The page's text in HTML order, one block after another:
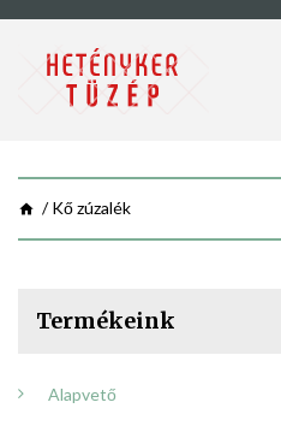
Kő zúzalék
Termékeink
Alapvető